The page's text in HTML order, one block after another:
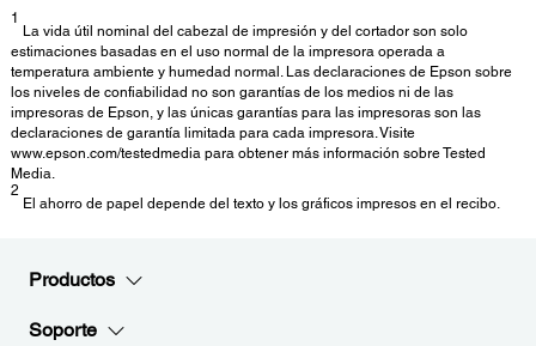
1
La vida útil nominal del cabezal de impresión y del cortador son solo
estimaciones basadas en el uso normal de la impresora operada a
temperatura ambiente y humedad normal. Las declaraciones de Epson sobre
los niveles de confiabilidad no son garantías de los medios ni de las
impresoras de Epson, y las únicas garantías para las impresoras son las
declaraciones de garantía limitada para cada impresora. Visite
www.epson.com/testedmedia para obtener más información sobre Tested
Media.
2
El ahorro de papel depende del texto y los gráficos impresos en el recibo.
Productos
Soporte